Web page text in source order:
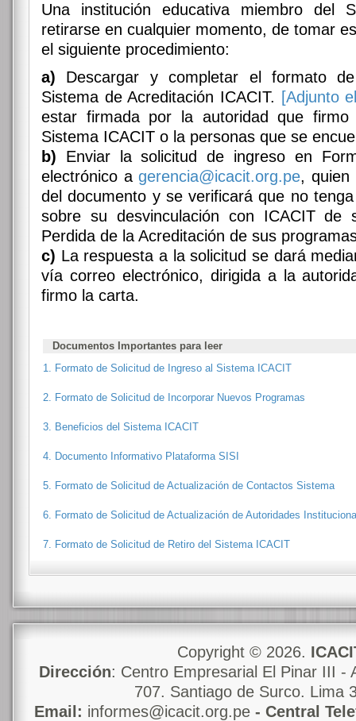
Una institución educativa miembro del
retirarse en cualquier momento, de tomar
el siguiente procedimiento:
a) Descargar y completar el formato
Sistema de Acreditación ICACIT. [Adjunto
estar firmada por la autoridad que
Sistema ICACIT o la personas que se
b) Enviar la solicitud de ingreso en
electrónico agerencia@icacit.org.pe, quien
del documento y se verificará que no
sobre su desvinculación con ICACIT de
Perdida de la Acreditación de sus
c) La respuesta a la solicitud se dará
vía correo electrónico, dirigida a la
firmo la carta.
Documentos Importantes para leer
1. Formato de Solicitud de Ingreso al Sistema ICACIT
2. Formato de Solicitud de Incorporar Nuevos Programas
3. Beneficios del Sistema ICACIT
4. Documento Informativo Plataforma SISI
5. Formato de Solicitud de Actualización de Contactos Sistema
6. Formato de Solicitud de Actualización de Autoridades
7. Formato de Solicitud de Retiro del Sistema ICACIT
Copyright © 2026.
Dirección: Centro Empresarial El Pinar III -
707. Santiago de Surco. Lima
Email: informes@icacit.org.pe - Central